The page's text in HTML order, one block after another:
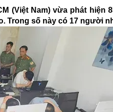
(Việt Nam) vừa phát
số này có 17 người